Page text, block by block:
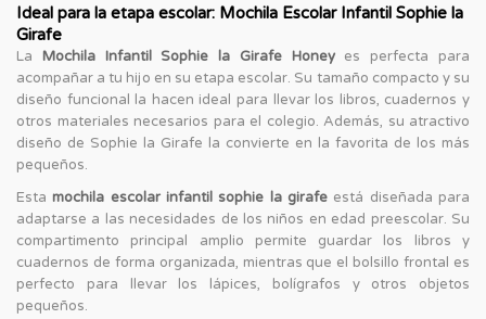
Ideal para la etapa escolar: Mochila Escolar Infantil Sophie la
Girafe
La Mochila Infantil Sophie la Girafe Honeyes perfecta para
acompañar a tu hijo en su etapa escolar. Su tamaño compacto y su
diseño funcional la hacen ideal para llevar los libros, cuadernos y
otros materiales necesarios para el colegio. Además, su atractivo
diseño de Sophie la Girafe la convierte en la favorita de los más
pequeños.
Estamochila escolar infantil sophie la girafe está diseñada para
adaptarse a las necesidades de los niños en edad preescolar. Su
compartimento principal amplio permite guardar los libros y
cuadernos de forma organizada, mientras que el bolsillo frontal es
perfecto para llevar los lápices, bolígrafos y otros objetos
pequeños.